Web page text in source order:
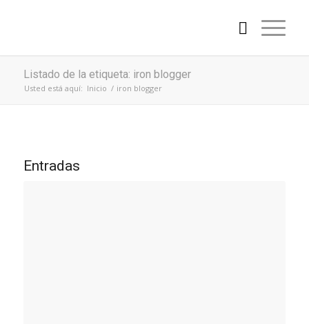
Listado de la etiqueta: iron blogger
Usted está aquí: Inicio / iron blogger
Entradas